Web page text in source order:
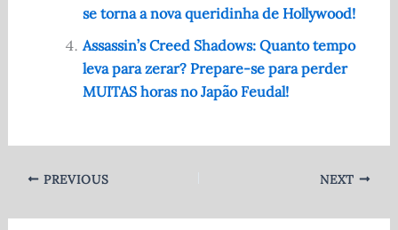
se torna a nova queridinha de Hollywood!
Assassin’s Creed Shadows: Quanto tempo
leva para zerar? Prepare-se para perder
MUITAS horas no Japão Feudal!
PREVIOUS NEXT